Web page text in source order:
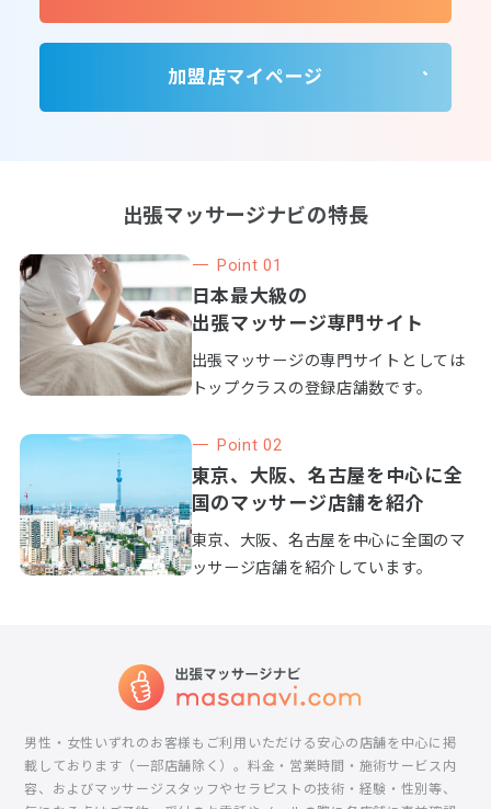
加盟店マイページ
出張マッサージナビの特長
Point 01
日本最大級の
出張マッサージ専門サイト
出張マッサージの専門サイトとしては
トップクラスの登録店舗数です。
Point 02
東京、大阪、名古屋を中心に全
国のマッサージ店舗を紹介
東京、大阪、名古屋を中心に全国のマ
ッサージ店舗を紹介しています。
男性・女性いずれのお客様もご利用いただける安心の店舗を中心に掲
載しております（一部店舗除く）。料金・営業時間・施術サービス内
容、およびマッサージスタッフやセラピストの技術・経験・性別等、